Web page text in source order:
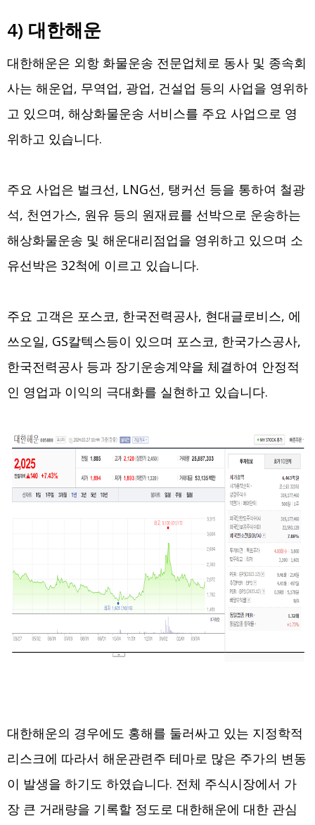
4) 대한해운
대한해운은 외항 화물운송 전문업체로 동사 및 종속회
사는 해운업, 무역업, 광업, 건설업 등의 사업을 영위하
고 있으며, 해상화물운송 서비스를 주요 사업으로 영
위하고 있습니다.
주요 사업은 벌크선, LNG선, 탱커선 등을 통하여 철광
석, 천연가스, 원유 등의 원재료를 선박으로 운송하는
해상화물운송 및 해운대리점업을 영위하고 있으며 소
유선박은 32척에 이르고 있습니다.
주요 고객은 포스코, 한국전력공사, 현대글로비스, 에
쓰오일, GS칼텍스등이 있으며 포스코, 한국가스공사,
한국전력공사 등과 장기운송계약을 체결하여 안정적
인 영업과 이익의 극대화를 실현하고 있습니다.
대한해운의 경우에도 홍해를 둘러싸고 있는 지정학적
리스크에 따라서 해운관련주 테마로 많은 주가의 변동
이 발생을 하기도 하였습니다. 전체 주식시장에서 가
장 큰 거래량을 기록할 정도로 대한해운에 대한 관심